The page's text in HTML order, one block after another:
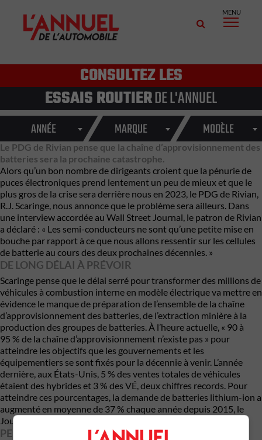
MENU
CONSULTEZ LES
ESSAIS ROUTIERDE L'ANNUEL
ANNÉE MARQUE MODÈLE
Le PDG de Rivian pense que la chaîne d’approvisionnement des
batteries sera la prochaine catastrophe.
Alors qu’un bon nombre de dirigeants croient que la pénurie de
puces électroniques prend lentement un peu de mieux et que le
plus gros de la crise sera derrière nous en 2023, le PDG de Rivian,
R.J. Scaringe, nous annonce que le problème sera ailleurs. Dans
une interview accordée au Wall Street Journal, le patron de Rivian
a déclaré : « Les semi-conducteurs ne sont qu’une petite mise en
bouche par rapport à ce que nous allons ressentir sur les cellules
de batterie au cours des deux prochaines décennies. »
DE LONG DÉLAI À PRÉVOIR
Scaringe pense que le délai serré pour transformer des millions de
véhicules à combustion interne en modèle électrique va mettre en
évidence le manque de préparation de l’ensemble de la chaîne
d’approvisionnement des batteries, de l’extraction minière à la
production des groupes de batteries. À l’heure actuelle, « 90 à
95 % de la chaîne d’approvisionnement n’existe pas » pour
atteindre les objectifs que les gouvernements et les
équipementiers se sont fixés pour la décennie à venir. L’année
dernière, aux États-Unis, 5 % des ventes totales de véhicules
étaient des hybrides et 3 % des VÉ, deux chiffres records. Pour
atteindre ces pourcentages, la demande de batteries lithium-ion a
augmenté en moyenne de 37 % chaque année depuis 2015, le
Journal affirmant que cette année verra un bond de 50 %.
PERSONNE N’EST PRÊT